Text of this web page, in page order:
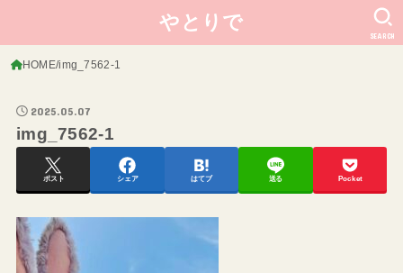
やとりで
SEARCH
HOME img_7562-1
2025.05.07
img_7562-1
ポスト シェア はてブ 送る Pocket